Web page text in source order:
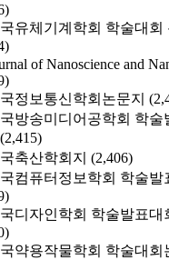
유체기계학회 학술대회
of Nanoscience and
정보통신학회논문지
방송미디어공학회 학술
(2,415)
축산학회지 (2,406)
컴퓨터정보학회 학술발
디자인학회 학술발표대
약용작물학회 학술대회